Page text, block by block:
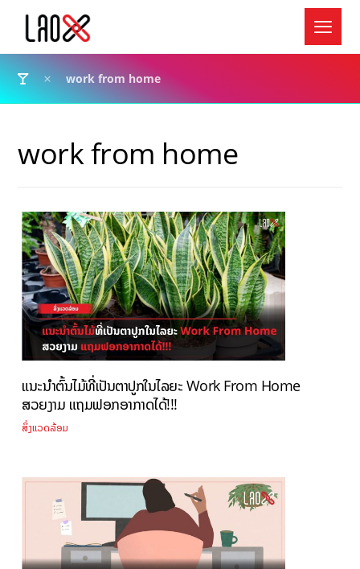
work from home
work from home
ແນະນຳຕົ້ນໄມ້ທີ່ເປັນຕາປູກໃນໄລຍະ Work From Home
ສວຍງາມ ແຖມຟອກອາກາດໄດ້!!!
ສິ່ງແວດລ້ອມ